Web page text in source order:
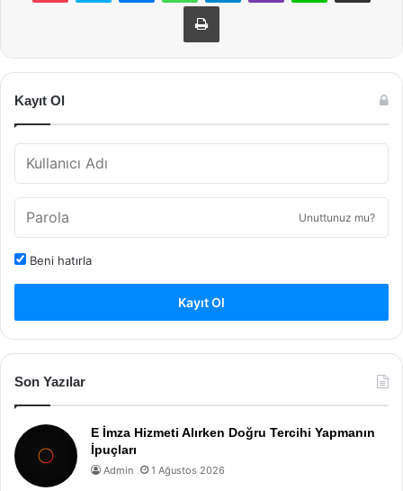
Yazdır
Kayıt Ol
Unuttunuz mu?
Beni hatırla
Kayıt Ol
Son Yazılar
E İmza Hizmeti Alırken Doğru Tercihi Yapmanın
İpuçları
Admin 1 Ağustos 2026